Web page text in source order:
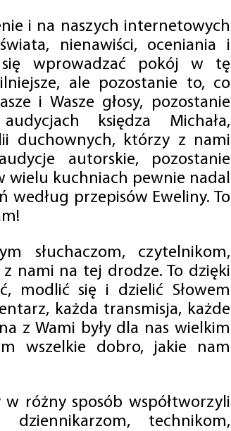
i na naszych internetowych
nienawiści, oceniania i
się wprowadzać pokój w tę
ale pozostanie to, co
i Wasze głosy, pozostanie
księdza Michała,
duchownych, którzy z nami
autorskie, pozostanie
wielu kuchniach pewnie nadal
według przepisów Eweliny. To
słuchaczom, czytelnikom,
nami na tej drodze. To dzięki
modlić się i dzielić Słowem
każda transmisja, każde
z Wami były dla nas wielkim
wszelkie dobro, jakie nam
różny sposób współtworzyli
technikom,